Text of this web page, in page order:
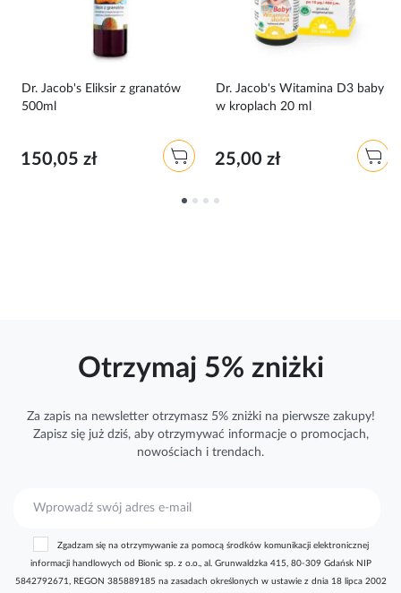
Dr. Jacob's Eliksir z granatów
500ml
150,05 zł
Dr. Jacob's Witamina D3 baby
w kroplach 20 ml
25,00 zł
Otrzymaj 5% zniżki
Za zapis na newsletter otrzymasz 5% zniżki na pierwsze zakupy!
Zapisz się już dziś, aby otrzymywać informacjeo promocjach,
nowościach i trendach.
r
Zgadzam się na otrzymywanie za pomocą środków komunikacji elektronicznej
informacji handlowych od Bionic sp. z o.o., al. Grunwaldzka 415, 80-309 Gdańsk NIP
5842792671, REGON 385889185 na zasadach określonych w ustawie z dnia 18 lipca 2002